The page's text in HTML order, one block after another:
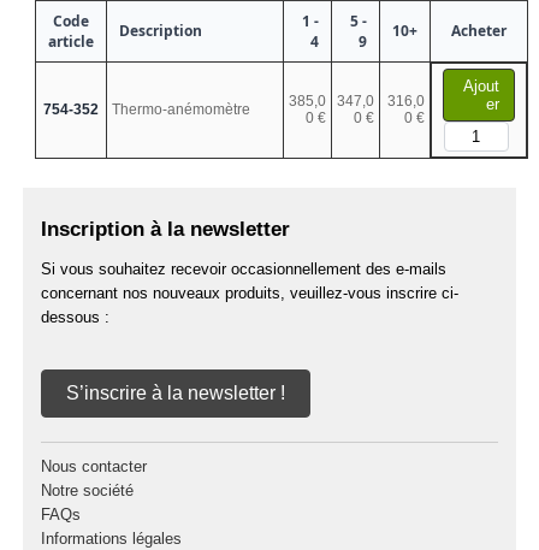
Code
article
Description
1 -
4
5 -
9
10+ Acheter
754-352 Thermo-anémomètre
385,0
0 €
347,0
0 €
316,0
0 €
Ajout
er
Inscription à la newsletter
Si vous souhaitez recevoir occasionnellement des e-mails
concernant nos nouveaux produits, veuillez-vous inscrire ci-
dessous :
S’inscrire à la newsletter !
Nous contacter
Notre société
FAQs
Informations légales